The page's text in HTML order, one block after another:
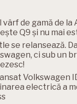
vârf de gamă de la
Q9 și nu mai
se relansează.
ci sub un
Volkswagen
electrică a